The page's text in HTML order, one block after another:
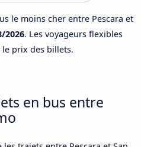
le moins cher entre Pescara et
2026. Les voyageurs flexibles
prix des billets.
en bus entre